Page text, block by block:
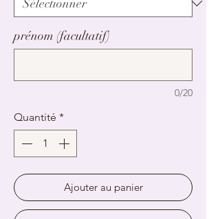
prénom (facultatif)
0/20
Quantité *
Ajouter au panier